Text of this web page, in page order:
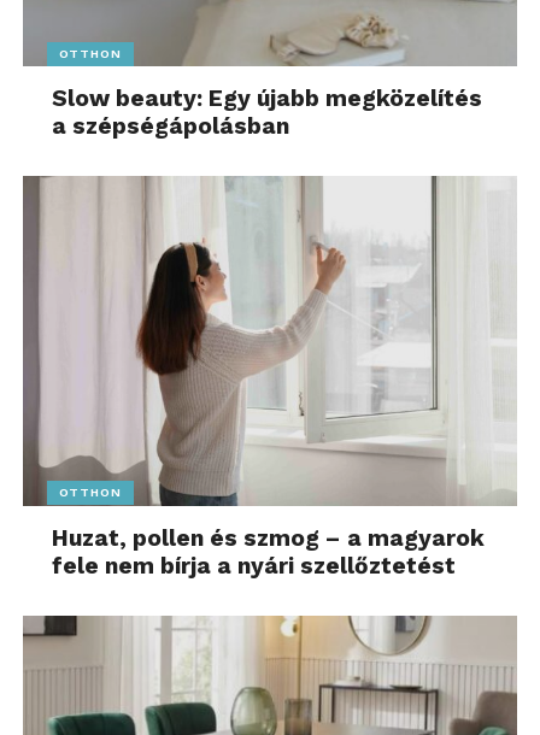
OTTHON
Slow beauty: Egy újabb megközelítés
a szépségápolásban
OTTHON
Huzat, pollen és szmog – a magyarok
fele nem bírja a nyári szellőztetést